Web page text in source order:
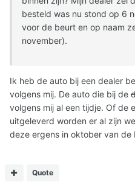
besteld was nu stond op 6
voor de beurt en op naam
november).
Ik heb de auto bij een dealer
volgens mij. De auto die bij de
volgens mij al een tijdje. Of de
uitgeleverd worden er al zijn
deze ergens in oktober van de
Quote